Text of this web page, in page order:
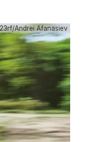
Andrei Afanasiev